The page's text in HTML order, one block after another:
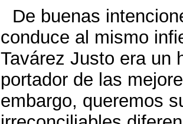
De buenas
conduce al mismo
Tavárez Justo era un
portador de las
embargo, queremos